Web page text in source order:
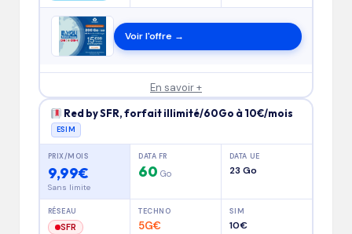
Voir l'offre →
En savoir +
Red by SFR, forfait illimité/60Go à 10€/mois
ESIM
PRIX/MOIS
9,99€
Sans limite
DATA FR
60 Go
DATA UE
23 Go
RÉSEAU
SFR
TECHNO
5G€
SIM
10€